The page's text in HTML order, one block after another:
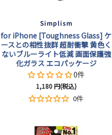
Simplism
for iPhone [Toughness Glass] ケ
ースとの相性抜群 超耐衝撃 黄色く
ないブルーライト低減 画面保護強
化ガラス エコパッケージ
0件
セ
ー
格
1,180円(税込)
0件